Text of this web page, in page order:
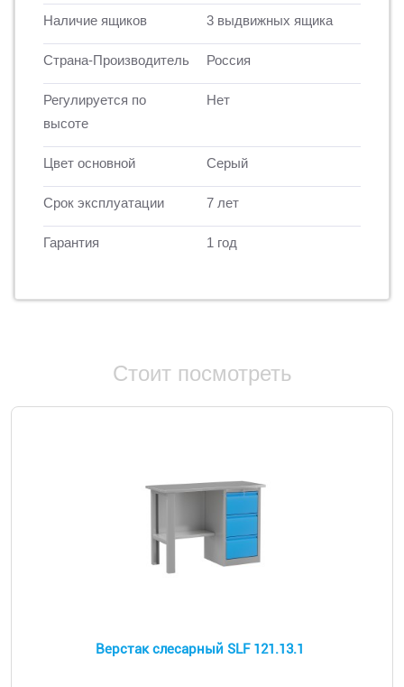
Наличие ящиков 3 выдвижных ящика
Страна-Производитель Россия
Регулируется по
высоте
Нет
Цвет основной Серый
Срок эксплуатации 7 лет
Гарантия 1 год
Стоит посмотреть
Верстак слесарный SLF 121.13.1